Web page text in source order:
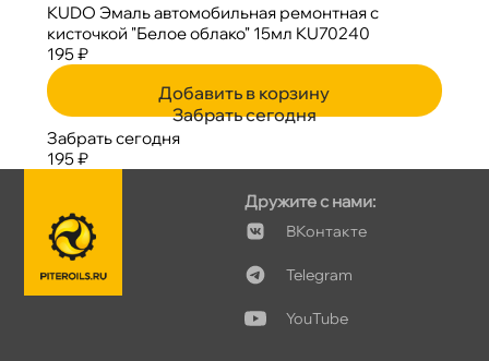
KUDO Эмаль автомобильная ремонтная с
кисточкой "Белое облако" 15мл KU70240
195 ₽
Добавить в корзину
Забрать сегодня
Забрать сегодня
195 ₽
Дружите с нами:
Контакте
Telegram
YouTube